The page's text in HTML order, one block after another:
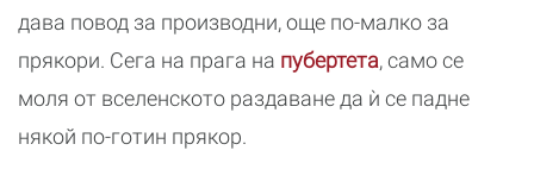
дава повод за производни, още по-малко за
прякори. Сега на прага на пубертета, само се
моля от вселенското раздаване да ѝ се падне
някой по-готин прякор.